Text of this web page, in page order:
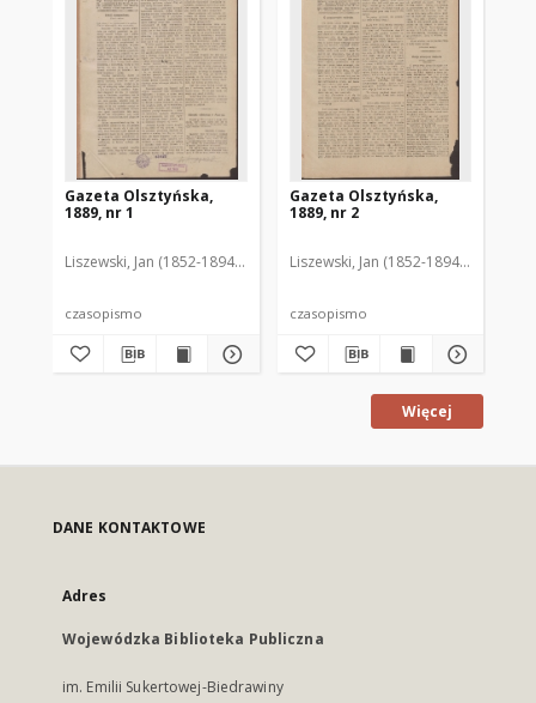
Gazeta Olsztyńska,
1889, nr 1
Liszewski, Jan (1852-1894). Red.
czasopismo
Gazeta Olsztyńska,
1889, nr 2
Liszewski, Jan (1852-1894). Red.
czasopismo
Więcej
DANE KONTAKTOWE
Adres
Wojewódzka Biblioteka Publiczna
im. Emilii Sukertowej-Biedrawiny